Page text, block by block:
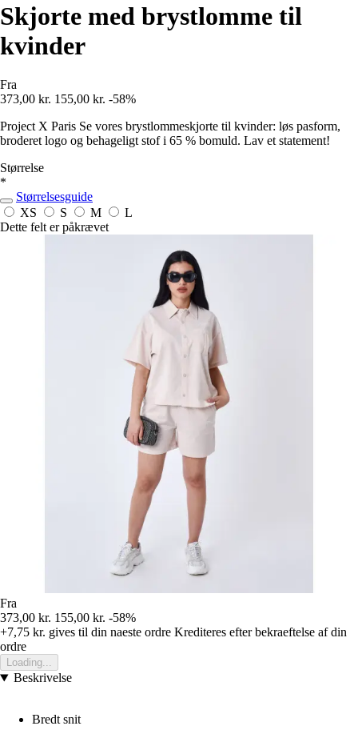
Skjorte med brystlomme til
kvinder
Fra
373,00 kr. 155,00 kr. -58%
Project X Paris Se vores brystlommeskjorte til kvinder: løs pasform,
broderet logo og behageligt stof i 65 % bomuld. Lav et statement!
Størrelse
*
Størrelsesguide
XS
S M
L
Dette felt er påkrævet
Fra
373,00 kr. 155,00 kr. -58%
+7,75 kr. gives til din naeste ordre Krediteres efter bekraeftelse af din
ordre
Loading...
Beskrivelse
Bredt snit